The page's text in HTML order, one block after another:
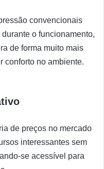
convencionais
o funcionamento,
de forma muito mais
conforto no ambiente.
de preços no mercado
interessantes sem
se acessível para